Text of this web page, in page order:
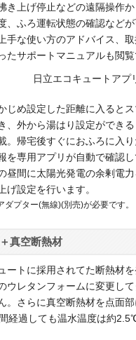
き上げ停止などの遠隔操作
、ふろ運転状態の確認など
手な使い方のアドバイス、
たサポートマニュアルも閲覧
じめ設定した距離に入ると
、外から湯はり設定ができ
。帰宅後すぐにおふろに入り
を専用アプリが自動で確認
昼間に太陽光発電の余剰電
げ設定を行います。
プター(無線)(別売)が必要です。
真空断熱材
ートに採用されてた断熱材
ウレタンフォームに変更し
。さらに真空断熱材を点面
経過しても温水温度は約